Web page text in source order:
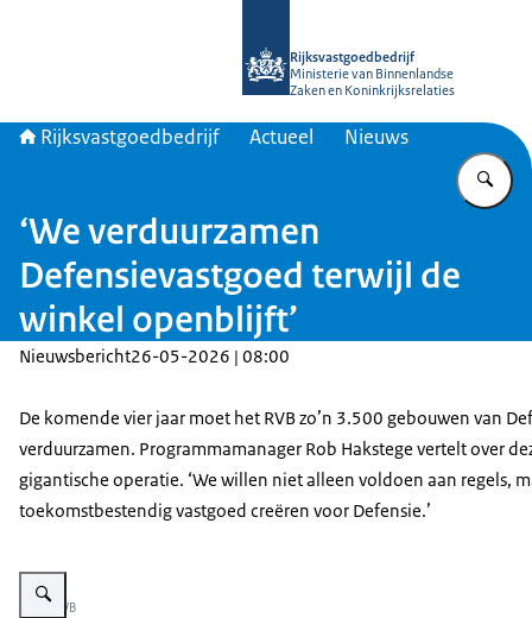
Rijksvastgoedbedrijf
Ministerie van Binnenlandse
Zaken en Koninkrijksrelaties
Rijksvastgoedbedrijf Actueel Nieuws
‘We verduurzamen
Defensievastgoed terwijl de
winkel openblijft’
Nieuwsbericht26-05-2026 | 08:00
De komende vier jaar moet het RVB zo’n 3.500 gebouwen van
verduurzamen. Programmamanager Rob Hakstege vertelt over
gigantische operatie. ‘We willen niet alleen voldoen aan regels,
toekomstbestendig vastgoed creëren voor Defensie.’
Vergroot afbeelding Rob Hakstege bij de Van Ghent kazerne, Rotterdam.
Beeld: RVB